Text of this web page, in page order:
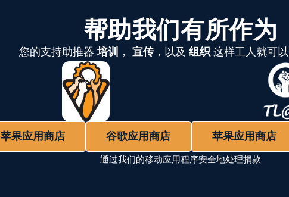
帮助我们有所作为
您的支持助推器培训 ， 宣传，以及 组织这样工人就可以
苹果应用商店 谷歌应用商店 苹果应用商店
通过我们的移动应用程序安全地处理捐款